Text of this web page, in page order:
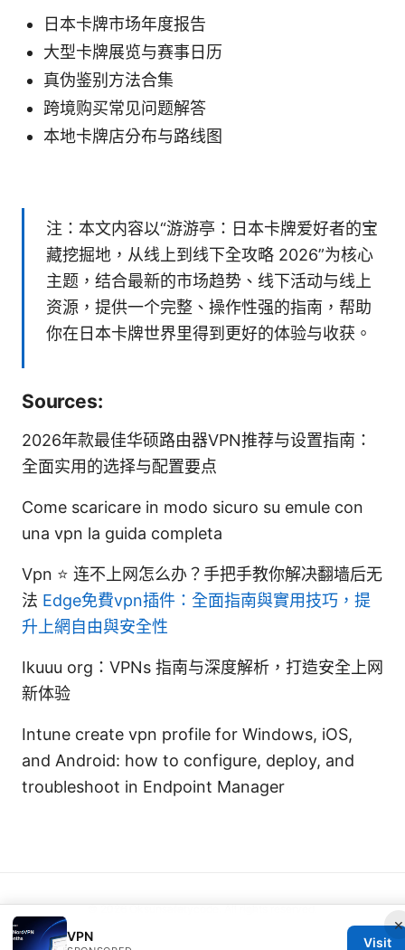
日本卡牌市场年度报告
大型卡牌展览与赛事日历
真伪鉴别方法合集
跨境购买常见问题解答
本地卡牌店分布与路线图
注：本文内容以“游游亭：日本卡牌爱好者的宝
藏挖掘地，从线上到线下全攻略 2026”为核心
主题，结合最新的市场趋势、线下活动与线上
资源，提供一个完整、操作性强的指南，帮助
你在日本卡牌世界里得到更好的体验与收获。
Sources:
2026年款最佳华硕路由器VPN推荐与设置指南：
全面实用的选择与配置要点
Come scaricare in modo sicuro su emule con
una vpn la guida completa
Vpn ⭐ 连不上网怎么办？手把手教你解决翻墙后无
法 Edge免費vpn插件：全面指南與實用技巧，提
升上網自由與安全性
Ikuuu org：VPNs 指南与深度解析，打造安全上网
新体验
Intune create vpn profile for Windows, iOS,
and Android: how to configure, deploy, and
troubleshoot in Endpoint Manager
×
VPN Visit
© 2026 Oksunsafetycode. All rights reserved.